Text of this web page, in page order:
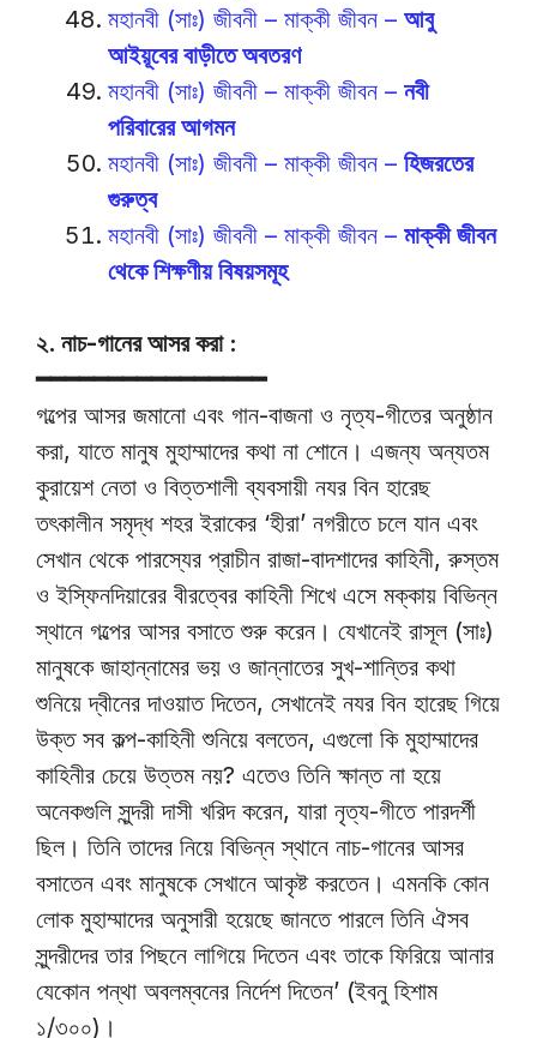
মহানবী (সাঃ) জীবনী – মাক্কী জীবন – আবু
আইয়ূবের বাড়ীতে অবতরণ
মহানবী (সাঃ) জীবনী – মাক্কী জীবন – নবী
পরিবারের আগমন
মহানবী (সাঃ) জীবনী – মাক্কী জীবন – হিজরতের
গুরুত্ব
মহানবী (সাঃ) জীবনী – মাক্কী জীবন – মাক্কী জীবন
থেকে শিক্ষণীয় বিষয়সমূহ
২. নাচ-গানের আসর করা :
━━━━━━━━━━━━━━━━
গল্পের আসর জমানো এবং গান-বাজনা ও নৃত্য-গীতের অনুষ্ঠান
করা, যাতে মানুষ মুহাম্মাদের কথা না শোনে। এজন্য অন্যতম
কুরায়েশ নেতা ও বিত্তশালী ব্যবসায়ী নযর বিন হারেছ
তৎকালীন সমৃদ্ধ শহর ইরাকের ‘হীরা’ নগরীতে চলে যান এবং
সেখান থেকে পারস্যের প্রাচীন রাজা-বাদশাদের কাহিনী, রুস্তম
ও ইস্ফিনদিয়ারের বীরত্বের কাহিনী শিখে এসে মক্কায় বিভিন্ন
স্থানে গল্পের আসর বসাতে শুরু করেন। যেখানেই রাসূল (সাঃ)
মানুষকে জাহান্নামের ভয় ও জান্নাতের সুখ-শান্তির কথা
শুনিয়ে দ্বীনের দাওয়াত দিতেন, সেখানেই নযর বিন হারেছ গিয়ে
উক্ত সব কল্প-কাহিনী শুনিয়ে বলতেন, এগুলো কি মুহাম্মাদের
কাহিনীর চেয়ে উত্তম নয়? এতেও তিনি ক্ষান্ত না হয়ে
অনেকগুলি সুন্দরী দাসী খরিদ করেন, যারা নৃত্য-গীতে পারদর্শী
ছিল। তিনি তাদের নিয়ে বিভিন্ন স্থানে নাচ-গানের আসর
বসাতেন এবং মানুষকে সেখানে আকৃষ্ট করতেন। এমনকি কোন
লোক মুহাম্মাদের অনুসারী হয়েছে জানতে পারলে তিনি ঐসব
সুন্দরীদের তার পিছনে লাগিয়ে দিতেন এবং তাকে ফিরিয়ে আনার
যেকোন পন্থা অবলম্বনের নির্দেশ দিতেন’ (ইবনু হিশাম
১/৩০০)।